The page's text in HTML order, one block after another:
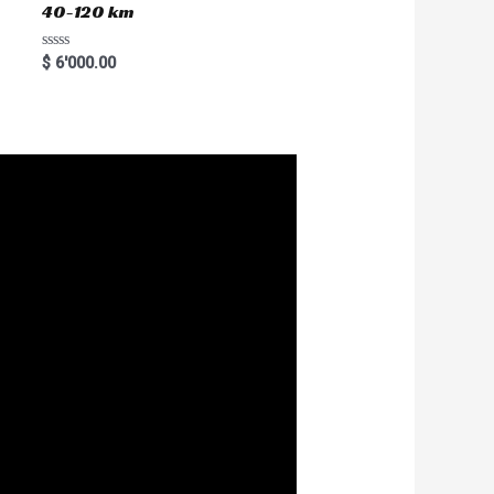
40-120 km
R
a
$6'000.00